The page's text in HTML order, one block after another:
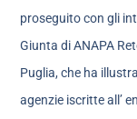
proseguito con gli
Giunta di ANAPA
Puglia, che ha
agenzie iscritte all’